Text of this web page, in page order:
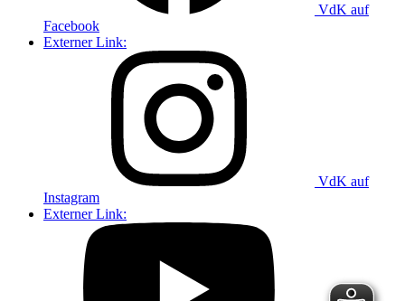
VdK auf
Facebook
Externer Link:
VdK auf
Instagram
Externer Link: